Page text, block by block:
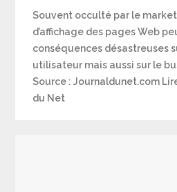
Souvent occulté par le
d’affichage des pages Web
conséquences désastreuses
utilisateur mais aussi sur le
Source : Journaldunet.com
du Net